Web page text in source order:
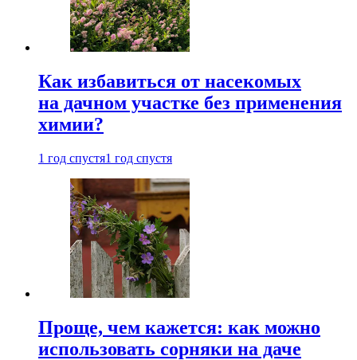
Как избавиться от насекомых
на дачном участке без применения
химии?
1 год спустя1 год спустя
Проще, чем кажется: как можно
использовать сорняки на даче